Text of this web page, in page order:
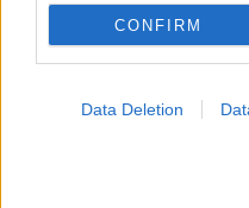
CONFIRM
Data Deletion